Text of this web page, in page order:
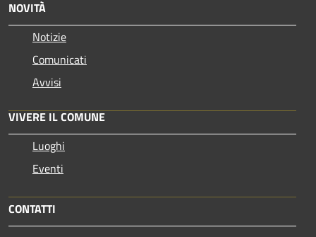
NOVITÀ
Notizie
Comunicati
Avvisi
VIVERE IL COMUNE
Luoghi
Eventi
CONTATTI